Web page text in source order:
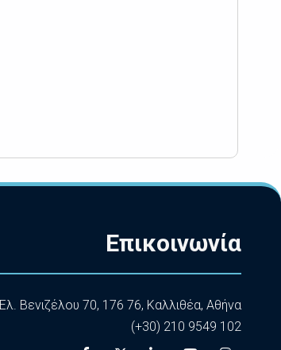
Επικοινωνία
Ελ. Βενιζέλου 70, 176 76, Καλλιθέα, Αθήνα
(+30) 210 9549 102